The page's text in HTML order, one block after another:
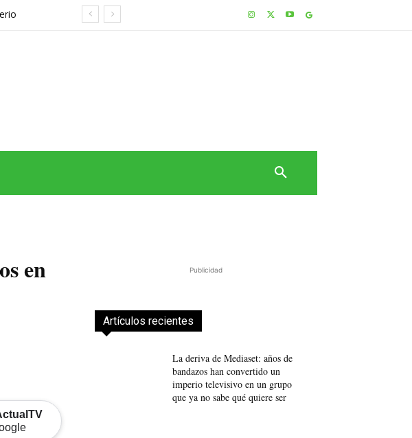
en
Publicidad
Artículos recientes
La deriva de Mediaset: años de
bandazos han convertido un
imperio televisivo en un grupo
que ya no sabe qué quiere ser